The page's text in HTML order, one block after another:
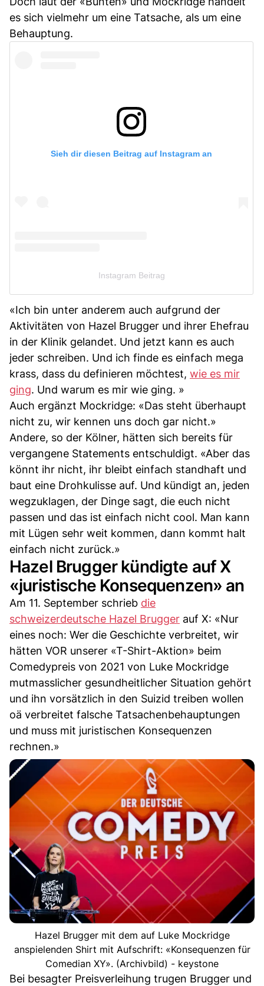
es sich vielmehr um eine Tatsache, als um eine
Behauptung.
Sieh dir diesen Beitrag auf Instagram an
Instagram Beitrag
«Ich bin unter anderem auch aufgrund der
Aktivitäten von Hazel Brugger und ihrer Ehefrau
in der Klinik gelandet. Und jetzt kann es auch
jeder schreiben. Und ich finde es einfach mega
krass, dass du definieren möchtest, wie es mir
ging. Und warum es mir wie ging. »
Auch ergänzt Mockridge: «Das steht überhaupt
nicht zu, wir kennen uns doch gar nicht.»
Andere, so der Kölner, hätten sich bereits für
vergangene Statements entschuldigt. «Aber das
könnt ihr nicht, ihr bleibt einfach standhaft und
baut eine Drohkulisse auf. Und kündigt an, jeden
wegzuklagen, der Dinge sagt, die euch nicht
passen und das ist einfach nicht cool. Man kann
mit Lügen sehr weit kommen, dann kommt halt
einfach nicht zurück.»
Hazel Brugger kündigte auf X
«juristische Konsequenzen» an
Am 11. September schrieb die
schweizerdeutsche Hazel Brugger auf X: «Nur
eines noch: Wer die Geschichte verbreitet, wir
hätten VOR unserer «T-Shirt-Aktion» beim
Comedypreis von 2021 von Luke Mockridge
mutmasslicher gesundheitlicher Situation gehört
und ihn vorsätzlich in den Suizid treiben wollen
oä verbreitet falsche Tatsachenbehauptungen
und muss mit juristischen Konsequenzen
rechnen.»
Hazel Brugger mit dem auf Luke Mockridge
anspielenden Shirt mit Aufschrift: «Konsequenzen für
Comedian XY». (Archivbild) - keystone
Bei besagter Preisverleihung trugen Brugger und